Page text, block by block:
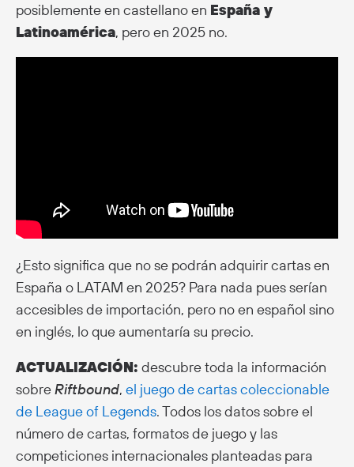
posiblemente en castellano en España y
Latinoamérica, pero en 2025 no.
¿Esto significa que no se podrán adquirir cartas en
España o LATAM en 2025? Para nada pues serían
accesibles de importación, pero no en español sino
en inglés, lo que aumentaría su precio.
ACTUALIZACIÓN: descubre toda la información
sobreRiftbound, el juego de cartas coleccionable
de League of Legends. Todos los datos sobre el
número de cartas, formatos de juego y las
competiciones internacionales planteadas para